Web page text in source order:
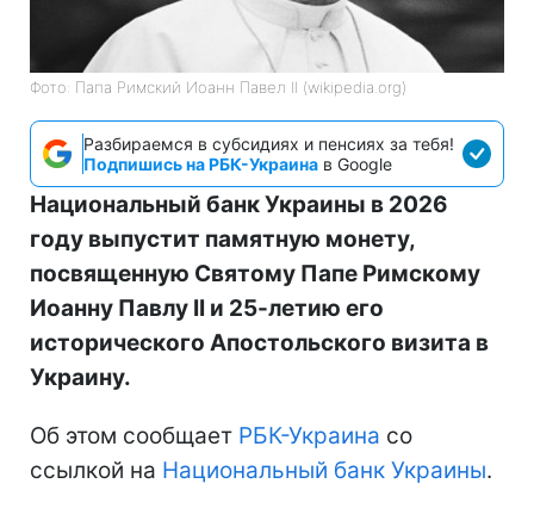
Фото: Папа Римский Иоанн Павел II (wikipedia.org)
Разбираемся в субсидиях и пенсиях за тебя!
Подпишись на РБК-Украина в Google
Национальный банк Украины в 2026
году выпустит памятную монету,
посвященную Святому Папе Римскому
Иоанну Павлу II и 25-летию его
исторического Апостольского визита в
Украину.
Об этом сообщает РБК-Украина со
ссылкой на Национальный банк Украины.